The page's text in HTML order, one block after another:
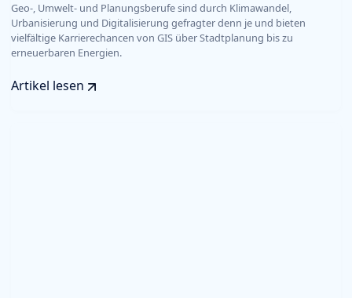
Geo-, Umwelt- und Planungsberufe sind durch Klimawandel,
Urbanisierung und Digitalisierung gefragter denn je und bieten
vielfältige Karrierechancen von GIS über Stadtplanung bis zu
erneuerbaren Energien.
Artikel lesen